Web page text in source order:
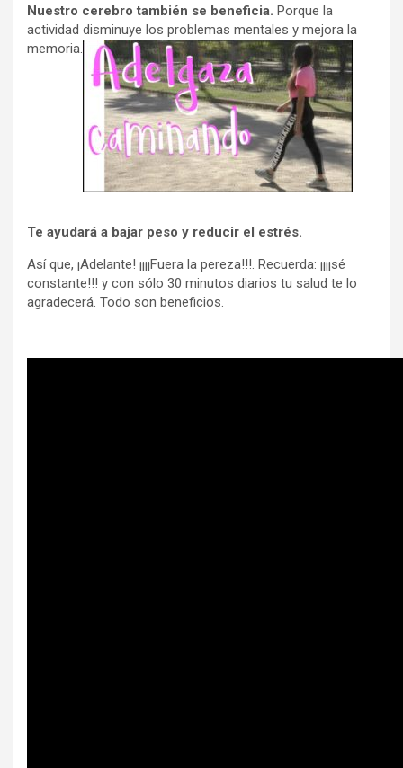
Nuestro cerebro también se beneficia. Porque la
actividad disminuye los problemas mentales y mejora la
memoria.
Te ayudará a bajar peso y reducir el estrés.
Así que, ¡Adelante! ¡¡¡¡Fuera la pereza!!!. Recuerda: ¡¡¡¡sé
constante!!! y con sólo 30 minutos diarios tu salud te lo
agradecerá. Todo son beneficios.